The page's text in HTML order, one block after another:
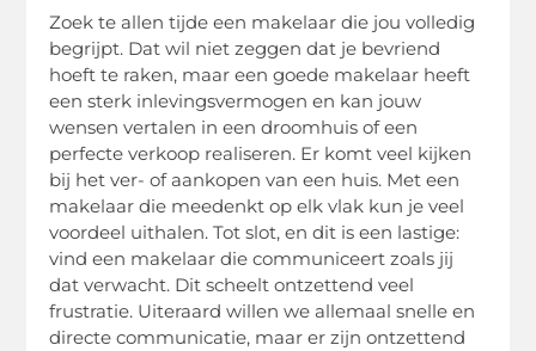
Zoek te allen tijde een makelaar die jou volledig
begrijpt. Dat wil niet zeggen dat je bevriend
hoeft te raken, maar een goede makelaar heeft
een sterk inlevingsvermogen en kan jouw
wensen vertalen in een droomhuis of een
perfecte verkoop realiseren. Er komt veel kijken
bij het ver- of aankopen van een huis. Met een
makelaar die meedenkt op elk vlak kun je veel
voordeel uithalen. Tot slot, en dit is een lastige:
vind een makelaar die communiceert zoals jij
dat verwacht. Dit scheelt ontzettend veel
frustratie. Uiteraard willen we allemaal snelle en
directe communicatie, maar er zijn ontzettend